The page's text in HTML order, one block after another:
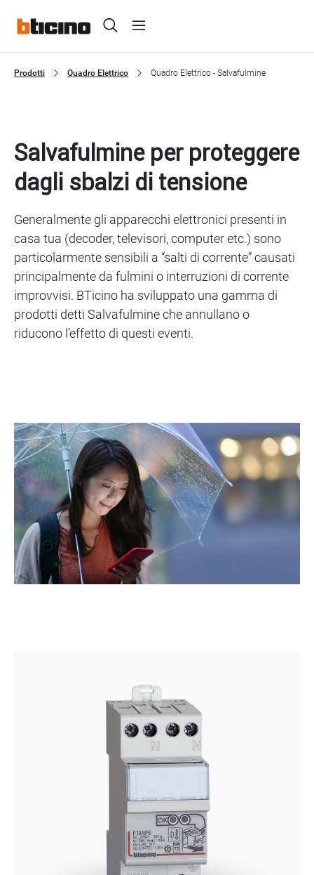
to
main
content
Header
Primary
menu
Prodotti Quadro Elettrico Quadro Elettrico - Salvafulmine
Salvafulmine per proteggere
dagli sbalzi di tensione
Generalmente gli apparecchi elettronici presenti in
casa tua (decoder, televisori, computer etc.) sono
particolarmente sensibili a “salti di corrente” causati
principalmente da fulmini o interruzioni di corrente
improvvisi. BTicino ha sviluppato una gamma di
prodotti detti Salvafulmine che annullano o
riducono l’effetto di questi eventi.